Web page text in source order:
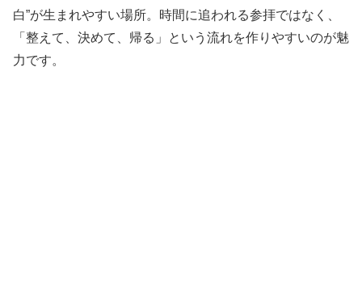
白”が生まれやすい場所。時間に追われる参拝ではなく、
「整えて、決めて、帰る」という流れを作りやすいのが魅
力です。